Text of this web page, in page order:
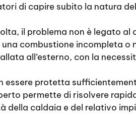
di capire subito la natura
il problema non è legato
combustione incompleta o
all’esterno, con la
protetta
permette di risolvere
della caldaia e del relativo